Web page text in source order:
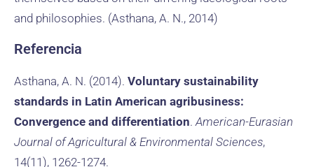
and philosophies. (Asthana, A. N., 2014)
Referencia
Asthana, A. N. (2014). Voluntary sustainability
standards in Latin American agribusiness:
Convergence and differentiation.American-Eurasian
Journal of Agricultural & Environmental Sciences,
14(11), 1262-1274.